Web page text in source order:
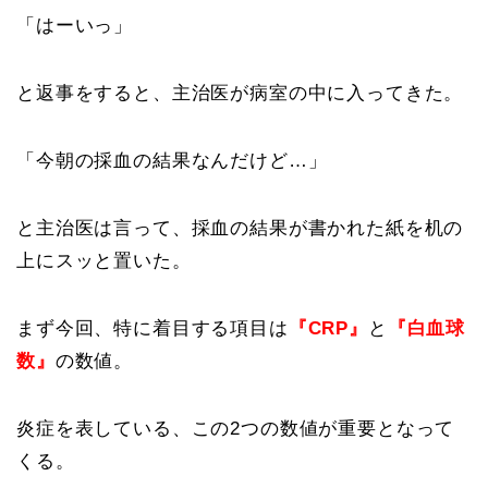
「はーいっ」
と返事をすると、主治医が病室の中に入ってきた。
「今朝の採血の結果なんだけど…」
と主治医は言って、採血の結果が書かれた紙を机の
上にスッと置いた。
まず今回、特に着目する項目は 『CRP』 と
『白血球
数』 の数値。
炎症を表している、この2つの数値が重要となって
くる。